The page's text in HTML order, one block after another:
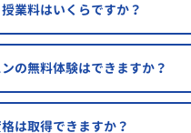
業料はいくらですか？
の無料体験はできますか？
は取得できますか？